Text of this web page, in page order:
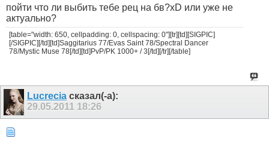
пойти что ли выбить тебе рец на бв?xD или уже не
актуально?
[table="width: 650, cellpadding: 0, cellspacing: 0"][tr][td][SIGPIC]
[/SIGPIC][/td][td]Saggitarius 77/Evas Saint 78/Spectral Dancer
78/Mystic Muse 78[/td][td]PvP/PK 1000+ / 3[/td][/tr][/table]
Lucreciaсказал(-а):
29.05.2011 18:26